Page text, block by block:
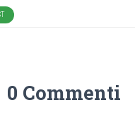
0 Commenti